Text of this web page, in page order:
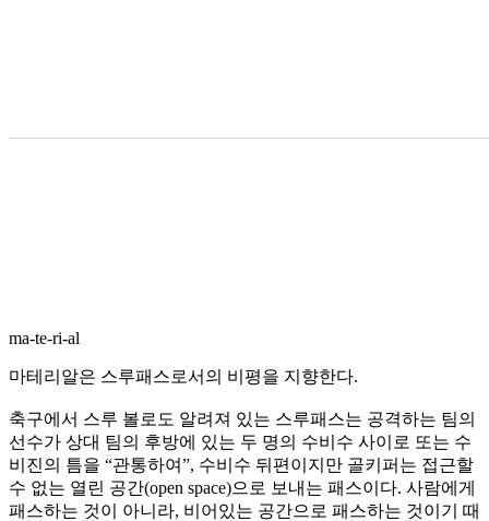
ma-te-ri-al
마테리알은 스루패스로서의 비평을 지향한다.
축구에서 스루 볼로도 알려져 있는 스루패스는 공격하는 팀의
선수가 상대 팀의 후방에 있는 두 명의 수비수 사이로 또는 수
비진의 틈을 “관통하여”, 수비수 뒤편이지만 골키퍼는 접근할
수 없는 열린 공간(open space)으로 보내는 패스이다. 사람에게
패스하는 것이 아니라, 비어있는 공간으로 패스하는 것이기 때